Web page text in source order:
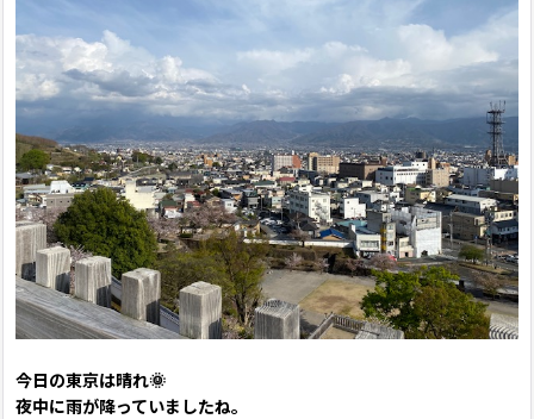
今日の東京は晴れ🌞
夜中に雨が降っていましたね。